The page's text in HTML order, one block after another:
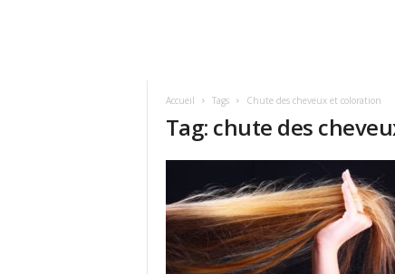
Accueil Tags Chute des cheveux et coloration
Tag: chute des